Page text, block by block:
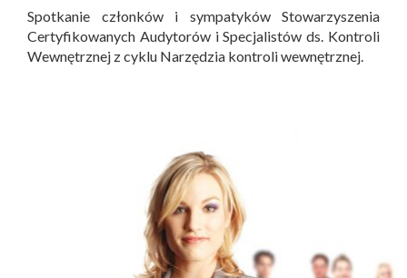
Spotkanie członków i sympatyków Stowarzyszenia
Certyfikowanych Audytorów i Specjalistów ds. Kontroli
Wewnętrznej z cyklu Narzędzia kontroli wewnętrznej.